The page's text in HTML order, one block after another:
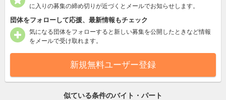
に入りの募集の締め切りが近づくとメールでお知らせします。
団体をフォローして応援、最新情報もチェック
気になる団体をフォローすると新しい募集を公開したときなど情報
をメールで受け取れます。
新規無料ユーザー登録
似ている条件のバイト・パート